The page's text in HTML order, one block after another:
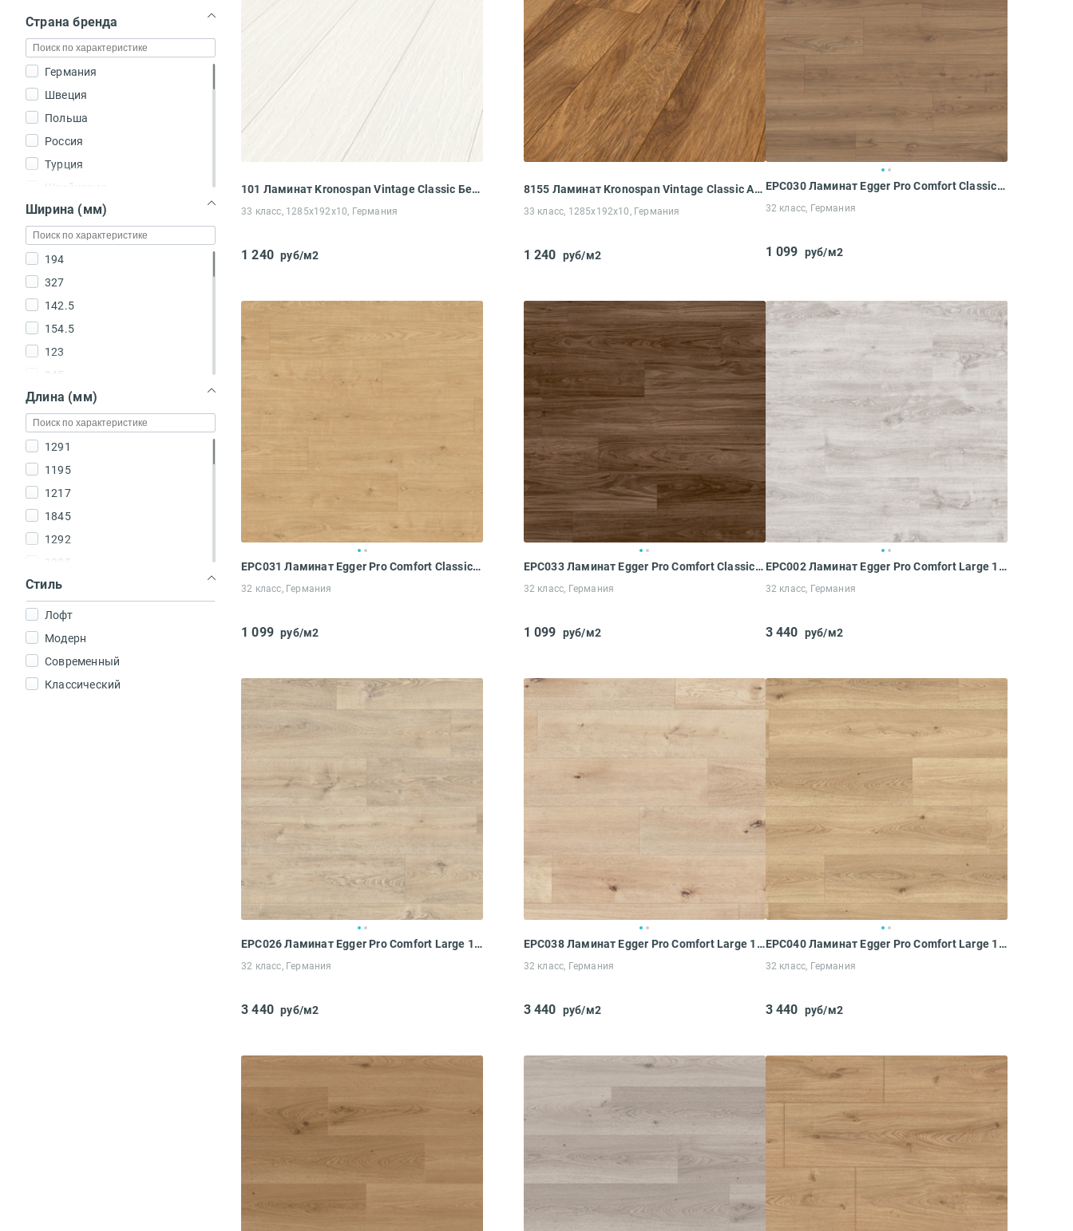
Страна бренда
Германия
Швеция
Польша
Россия
Турция
Швейцария
Ширина (мм)
194
327
142.5
154.5
123
245
135
205
157
246
244
192
159
193
190
Длина (мм)
1291
1195
1217
1845
1292
1285
1261
2050
1380
Стиль
Лофт
Модерн
Современный
Классический
101 Ламинат Kronospan Vintage Classic Белый Гикори
33 класс, 1285x192x10, Германия
1 240 руб/м2
8155 Ламинат Kronospan Vintage Classic Аппалачиа Гикори
33 класс, 1285x192x10, Германия
1 240 руб/м2
EPC030 Ламинат Egger Pro Comfort Classic 10-32 Орех Бедолло светлый
32 класс, Германия
1 099 руб/м2
EPC031 Ламинат Egger Pro Comfort Classic 10-32 Дуб Бердал натуральный
32 класс, Германия
1 099 руб/м2
EPC033 Ламинат Egger Pro Comfort Classic 10-32 Орех Турени тёмный
32 класс, Германия
1 099 руб/м2
EPC002 Ламинат Egger Pro Comfort Large 10-32 Дуб Уолтем белый
32 класс, Германия
3 440 руб/м2
EPC026 Ламинат Egger Pro Comfort Large 10-32 Дуб Кантон натуральный
32 класс, Германия
3 440 руб/м2
EPC038 Ламинат Egger Pro Comfort Large 10-32 Дуб Абакан
32 класс, Германия
3 440 руб/м2
EPC040 Ламинат Egger Pro Comfort Large 10-32 Дуб Аритао
32 класс, Германия
3 440 руб/м2
Вам понравился сайт?*
Что хотелось бы изменить?*
Пропустить Отправить